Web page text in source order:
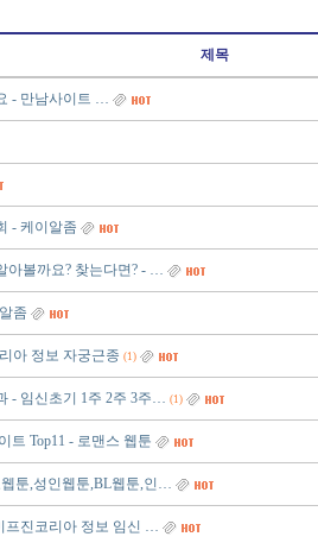
제목
- 만­남­사­이­트­ ­…
- 케이알좀
아볼까요? 찾는다면? - …
좀
아 정보 자궁근종 (1)
- 임신초기 1주 2주 3주… (1)
트 Top11 - 로맨스 웹툰
툰,성인웹툰,BL웹툰,인…
프진코리아 정보 임신 …